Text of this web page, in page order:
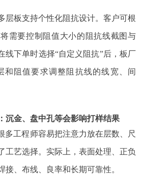
层板支持个性化阻抗设计。客户可根
需要控制阻值大小的阻抗线截图与
线下单时选择“自定义阻抗”后，板厂
和阻值要求调整阻抗线的线宽、间
沉金、盘中孔等会影响打样结果
多工程师容易把注意力放在层数、尺
工艺选择。实际上，表面处理、正负
接、布线、良率和长期可靠性。